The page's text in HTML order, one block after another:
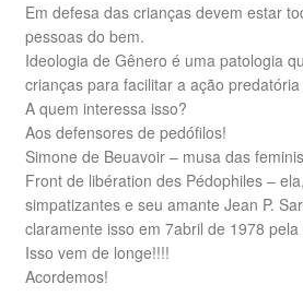
Em defesa das crianças devem estar
pessoas do bem.
Ideologia de Gênero é uma patologia
crianças para facilitar a ação
A quem interessa isso?
Aos defensores de pedófilos!
Simone de Beuavoir – musa das
Front de libération des Pédophiles –
simpatizantes e seu amante Jean P.
claramente isso em 7abril de 1978
Isso vem de longe!!!!
Acordemos!